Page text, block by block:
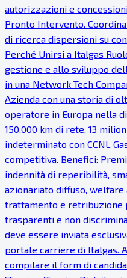
autorizzazioni e
Pronto Intervento.
di ricerca dispersioni su
Perché Unirsi a Italgas
gestione e allo sviluppo
in una Network Tech
Azienda con una storia di
operatore in Europa nella
150.000 km di rete, 13
indeterminato con CCNL
competitiva. Benefici:
indennità di reperibilità,
azionariato diffuso, welfare
trattamento e retribuzione
trasparenti e non
deve essere inviata
portale carriere di Italgas.
compilare il form di